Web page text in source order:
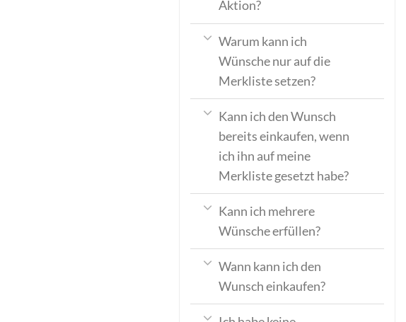
Aktion?
Warum kann ich
Wünsche nur auf die
Merkliste setzen?
Kann ich den Wunsch
bereits einkaufen, wenn
ich ihn auf meine
Merkliste gesetzt habe?
Kann ich mehrere
Wünsche erfüllen?
Wann kann ich den
Wunsch einkaufen?